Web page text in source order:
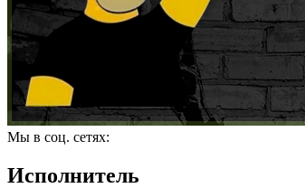
Мы в соц. сетях:
Исполнитель